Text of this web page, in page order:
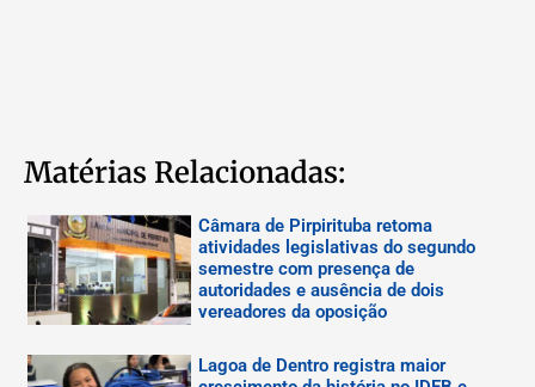
Matérias Relacionadas:
Câmara de Pirpirituba retoma
atividades legislativas do segundo
semestre com presença de
autoridades e ausência de dois
vereadores da oposição
Lagoa de Dentro registra maior